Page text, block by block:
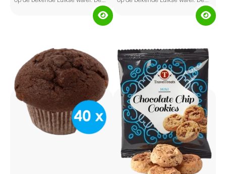
combinatie van vanille en suiker
tussendoortje.
combinatie van vanille en suiker
tussendoortje.